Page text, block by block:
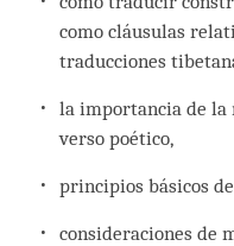
como cláusulas
traducciones
la importancia de la
verso poético,
principios básicos
consideraciones de